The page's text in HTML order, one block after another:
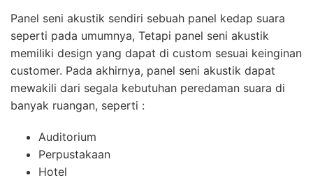
Panel seni akustik sendiri sebuah panel kedap suara
seperti pada umumnya, Tetapi panel seni akustik
memiliki design yang dapat di custom sesuai keinginan
customer. Pada akhirnya, panel seni akustik dapat
mewakili dari segala kebutuhan peredaman suara di
banyak ruangan, seperti :
Auditorium
Perpustakaan
Hotel